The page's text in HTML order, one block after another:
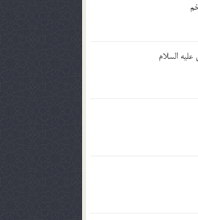
علیه السلام